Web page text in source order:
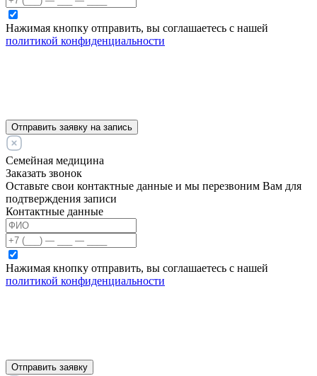
Нажимая кнопку отправить, вы соглашаетесь с нашей
политикой конфиденциальности
Отправить заявку на запись
Семейная медицина
Заказать звонок
Оставьте свои контактные данные и мы перезвоним Вам для
подтверждения записи
Контактные данные
Нажимая кнопку отправить, вы соглашаетесь с нашей
политикой конфиденциальности
Отправить заявку